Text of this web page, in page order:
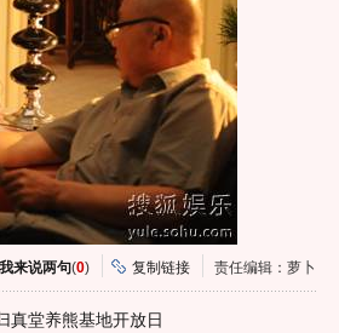
我来说两句(0) 复制链接 责任编辑：萝卜
真堂养熊基地开放日